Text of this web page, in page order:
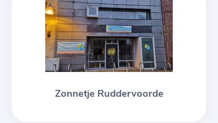
Zonnetje Ruddervoorde